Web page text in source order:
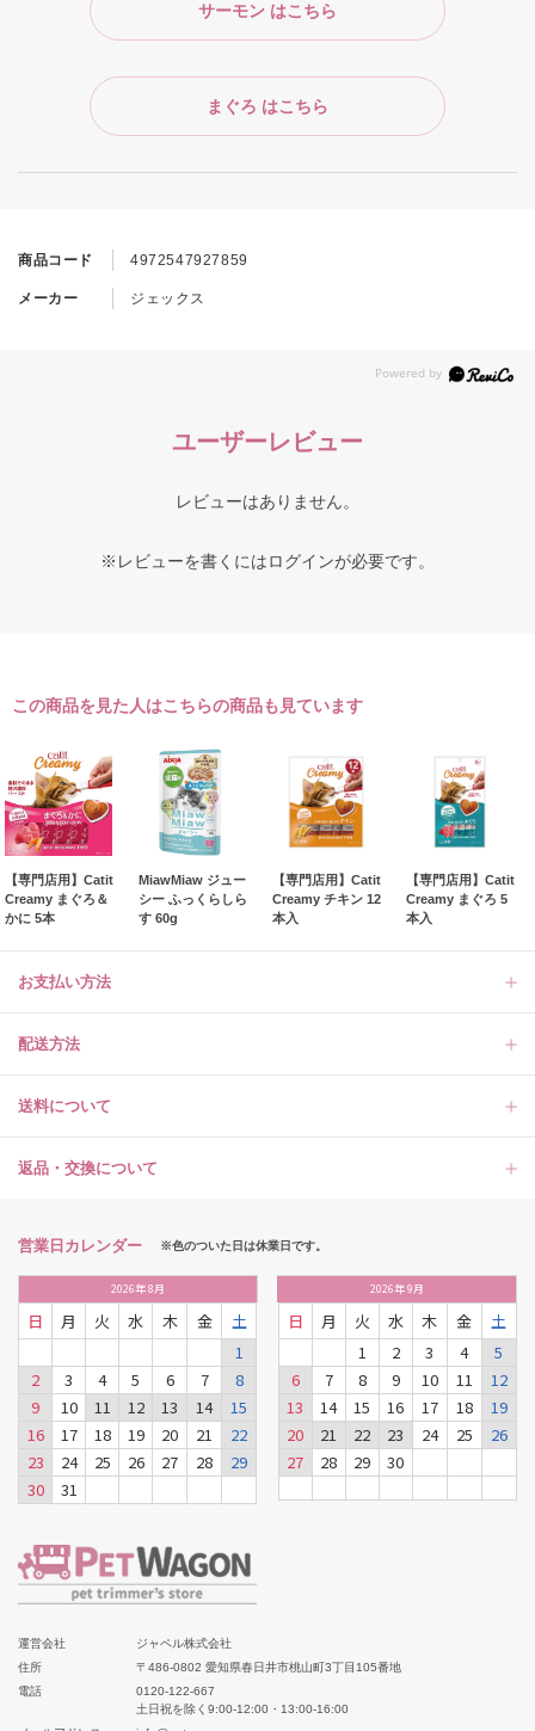
商品コード 4972547927859
メーカー ジェックス
サーモン はこちら
まぐろ はこちら
ユーザーレビュー
レビューはありません。
※レビューを書くにはログインが必要です。
この商品を見た人はこちらの商品も見ています
【専門店用】Catit
Creamy まぐろ＆
かに 5本
MiawMiaw ジュー
シー ふっくらしら
す 60g
【専門店用】Catit
Creamy チキン 12
本入
【専門店用】Catit
Creamy まぐろ 5
本入
お支払い方法
配送方法
送料について
返品・交換について
営業日カレンダー ※色のついた日は休業日です。
2026年8月
日 月 火 水 木 金
土
1
2
3 4 5 6 7
8
9
10 11 12 13 14
15
16
17 18 19 20 21
22
23
24 25 26 27 28
29
30
31
2026年9月
日 月 火 水 木 金
土
1
2 3 4
5
6
7 8 9 10 11
12
13
14 15 16 17 18
19
20
21 22 23 24 25
26
27
28 29 30
運営会社
ジャペル株式会社
住所
〒486-0802 愛知県春日井市桃山町3丁目105番地
電話
0120-122-667
土日祝を除く9:00-12:00・13:00-16:00